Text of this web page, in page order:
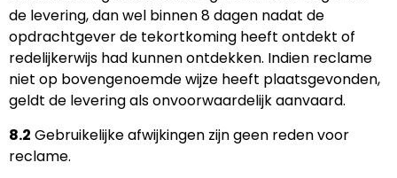
de levering, dan wel binnen 8 dagen nadat de
opdrachtgever de tekortkoming heeft ontdekt of
redelijkerwijs had kunnen ontdekken. Indien reclame
niet op bovengenoemde wijze heeft plaatsgevonden,
geldt de levering als onvoorwaardelijk aanvaard.
8.2 Gebruikelijke afwijkingen zijn geen reden voor
reclame.